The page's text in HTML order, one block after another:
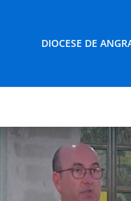
DIOCESE DE